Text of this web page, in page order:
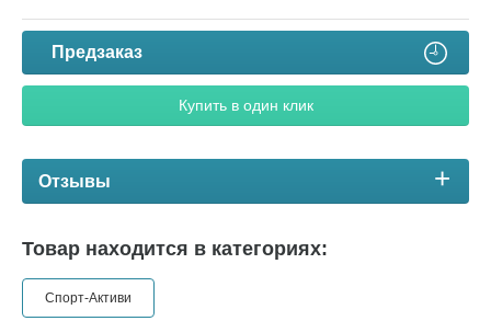
Предзаказ
Купить в один клик
Отзывы
Товар находится в категориях:
Спорт-Активи